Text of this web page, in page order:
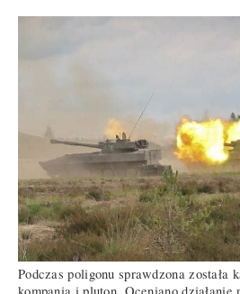
Podczas poligonu sprawdzona została
kompania i pluton. Oceniano działanie